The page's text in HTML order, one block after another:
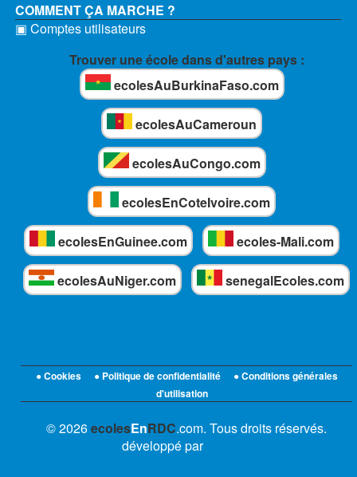
COMMENT ÇA MARCHE ?
▣ Comptes utilisateurs
Trouver une école dans d'autres pays :
ecolesAuBurkinaFaso.com
ecolesAuCameroun
ecolesAuCongo.com
ecolesEnCoteIvoire.com
ecolesEnGuinee.com ecoles-Mali.com
ecolesAuNiger.com senegalEcoles.com
● Cookies ● Politique de confidentialité
● Conditions générales
d'utilisation
© 2026ecolesEnRDC.com. Tous droits réservés.
développé par